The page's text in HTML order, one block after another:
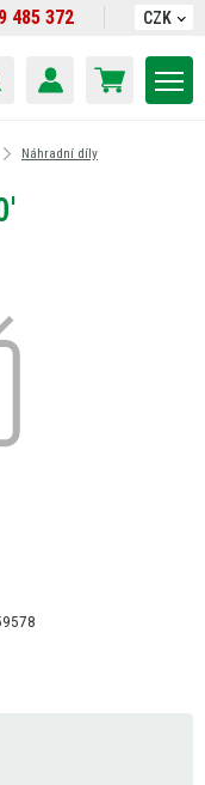
485 372 CZK
Náhradní díly